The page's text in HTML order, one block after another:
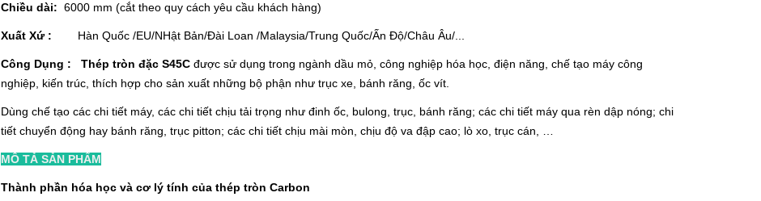
Chiều dài: 6000 mm (cắt theo quy cách yêu cầu khách hàng)
Xuất Xứ : Hàn Quốc /EU/NHật Bản/Đài Loan /Malaysia/Trung Quốc/Ấn Độ/Châu Âu/...
Công Dụng : Thép tròn đặc S45C được sử dụng trong ngành dầu mỏ, công nghiệp hóa học, điện năng, chế tạo máy công
nghiệp, kiến trúc, thích hợp cho sản xuất những bộ phận như trục xe, bánh răng, ốc vít.
Dùng chế tạo các chi tiết máy, các chi tiết chịu tải trọng như đinh ốc, bulong, trục, bánh răng; các chi tiết máy qua rèn dập nóng; chi
tiết chuyển động hay bánh răng, trục pitton; các chi tiết chịu mài mòn, chịu độ va đập cao; lò xo, trục cán, …
MÔ TẢ SẢN PHẨM
Thành phần hóa học và cơ lý tính của thép tròn Carbon